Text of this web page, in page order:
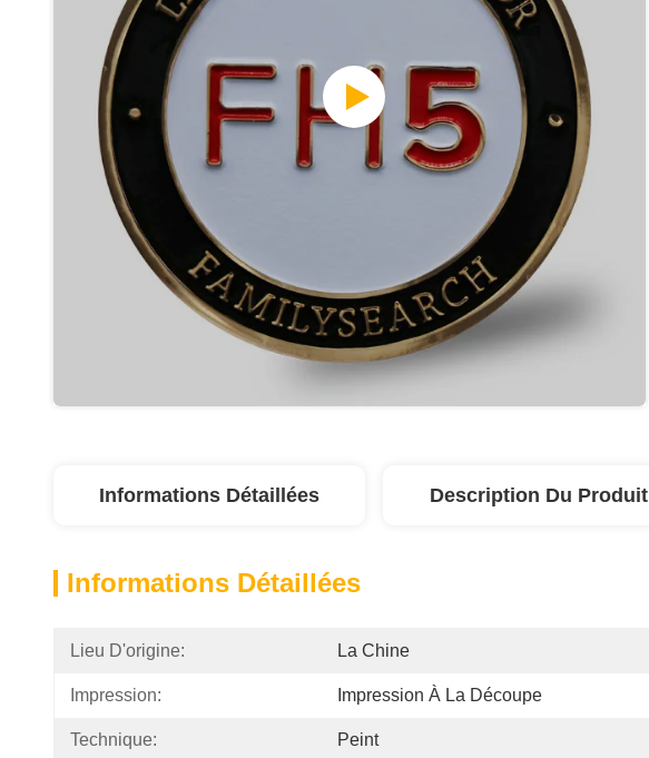
Informations Détaillées Description Du Produit
Informations Détaillées
Lieu D'origine: La Chine
Impression: Impression À La Découpe
Technique: Peint